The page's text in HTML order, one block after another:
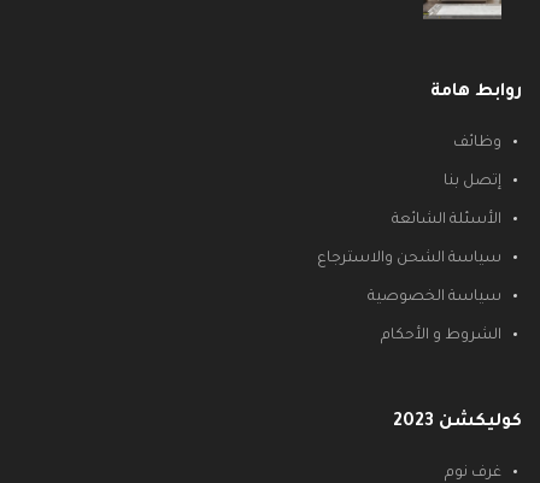
روابط هامة
وظائف
إتصل بنا
الأسئلة الشائعة
سياسة الشحن والاسترجاع
سياسة الخصوصية
الشروط و الأحكام
كوليكشن 2023
غرف نوم